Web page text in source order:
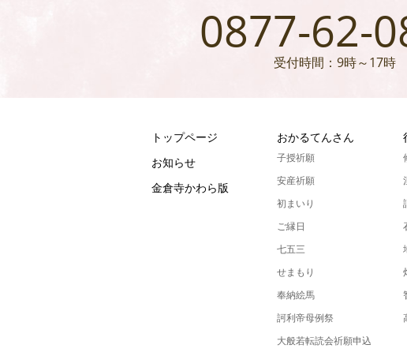
0877-62-
受付時間：9時～17時
トップページ
お知らせ
金倉寺かわら版
おかるてんさん
子授祈願
安産祈願
初まいり
ご縁日
七五三
せまもり
奉納絵馬
訶利帝母例祭
大般若転読会祈願申込